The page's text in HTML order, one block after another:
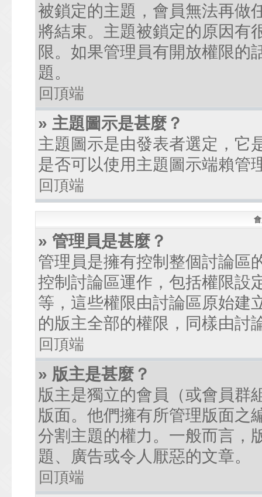
被鎖定的主題，會員無法再做
將結束。主題被鎖定的原因有
限。如果管理員有開放權限的
題。
回頂端
» 主題圖示是甚麼？
主題圖示是由發表者選定，它
是否可以使用主題圖示端賴管
回頂端
» 管理員是甚麼？
管理員是擁有控制整個討論區
控制討論區運作，包括權限設
等，這些權限由討論區原始建
的版主全部的權限，同樣由討
回頂端
» 版主是甚麼？
版主是獨立的會員（或會員群
版面。他們擁有所管理版面之
分割主題的權力。一般而言，
題、廣告或令人厭惡的文章。
回頂端